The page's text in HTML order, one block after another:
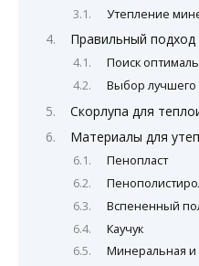
Утепление
Правильный подход
Поиск
Выбор лучшего
Скорлупа для
Материалы для
Пенопласт
Вспененный
Каучук
Минеральная и